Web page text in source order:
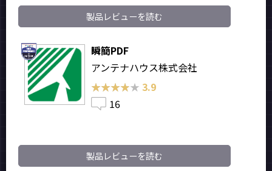
製品レビューを読む
瞬簡PDF
アンテナハウス株式会社
★★★★★
★★★★★ 3.9
16
製品レビューを読む